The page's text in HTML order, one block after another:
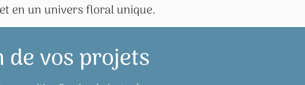
en un univers floral unique.
vos projets